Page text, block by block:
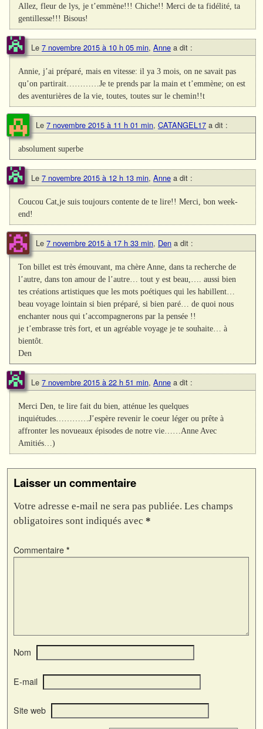
Allez, fleur de lys, je t’emmène!!! Chiche!! Merci de ta fidélité, ta
gentillesse!!! Bisous!
Le 7 novembre 2015 à 10 h 05 min, Anne a dit :
Annie, j’ai préparé, mais en vitesse: il ya 3 mois, on ne savait pas
qu’on partirait…………Je te prends par la main et t’emmène; on est
des aventurières de la vie, toutes, toutes sur le chemin!!t
Le 7 novembre 2015 à 11 h 01 min, CATANGEL17 a dit :
absolument superbe
Le 7 novembre 2015 à 12 h 13 min, Anne a dit :
Coucou Cat,je suis toujours contente de te lire!! Merci, bon week-
end!
Le 7 novembre 2015 à 17 h 33 min, Den a dit :
Ton billet est très émouvant, ma chère Anne, dans ta recherche de
l’autre, dans ton amour de l’autre… tout y est beau,…. aussi bien
tes créations artistiques que les mots poétiques qui les habillent…
beau voyage lointain si bien préparé, si bien paré… de quoi nous
enchanter nous qui t’accompagnerons par la pensée !!
je t’embrasse très fort, et un agréable voyage je te souhaite… à
bientôt.
Den
Le 7 novembre 2015 à 22 h 51 min, Anne a dit :
Merci Den, te lire fait du bien, atténue les quelques
inquiétudes…………J’espère revenir le coeur léger ou prête à
affronter les novueaux épisodes de notre vie……Anne Avec
Amitiés…)
Laisser un commentaire
Votre adresse e-mail ne sera pas publiée. Les champs
obligatoires sont indiqués avec *
Commentaire *
Nom
E-mail
Site web